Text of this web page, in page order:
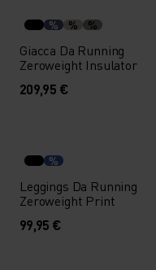
% % %
Giacca Da Running
Zeroweight Insulator
209,95 €
%
Leggings Da Running
Zeroweight Print
99,95 €